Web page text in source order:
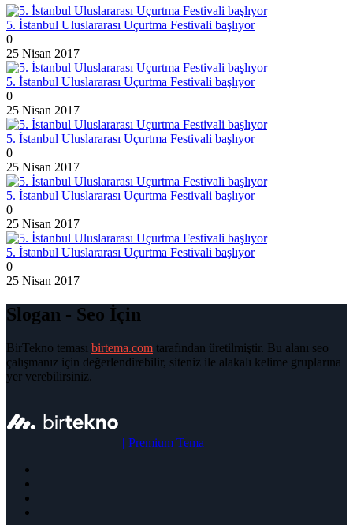
5. İstanbul Uluslararası Uçurtma Festivali başlıyor
0
25 Nisan 2017
5. İstanbul Uluslararası Uçurtma Festivali başlıyor
0
25 Nisan 2017
5. İstanbul Uluslararası Uçurtma Festivali başlıyor
0
25 Nisan 2017
5. İstanbul Uluslararası Uçurtma Festivali başlıyor
0
25 Nisan 2017
5. İstanbul Uluslararası Uçurtma Festivali başlıyor
0
25 Nisan 2017
Slogan - Seo İçin
BirTekno teması birtema.com tarafından üretilmiştir. Bu alanı seo
çalışmanız için değerlendirebilir, siteniz ile alakalı kelime gruplarına
yer verebilirsiniz.
| Premium Tema